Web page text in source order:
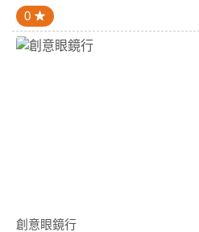
0
創意眼鏡行